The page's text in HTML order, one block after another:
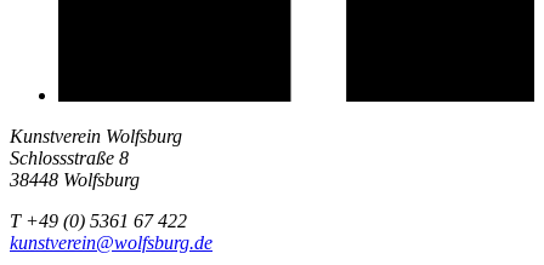
Kunstverein Wolfsburg
Schlossstraße 8
38448 Wolfsburg
T +49 (0) 5361 67 422
kunstverein@wolfsburg.de